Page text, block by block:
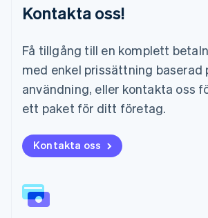
Kontakta oss!
Få tillgång till en komplett
med enkel prissättning baserad
användning, eller kontakta oss
ett paket för ditt företag.
Kontakta oss
Mexiko
EspañolEnglish
NederlandsEnglish
Norge
English
Nya Zeeland
English
Polen
Portugal
PortuguêsEnglish
English
Schweiz